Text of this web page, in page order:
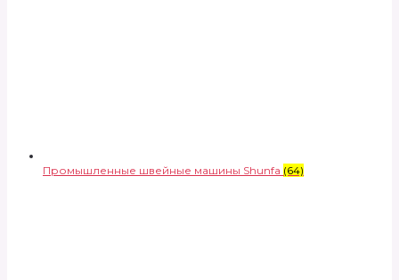
Промышленные швейные машины Shunfa (64)